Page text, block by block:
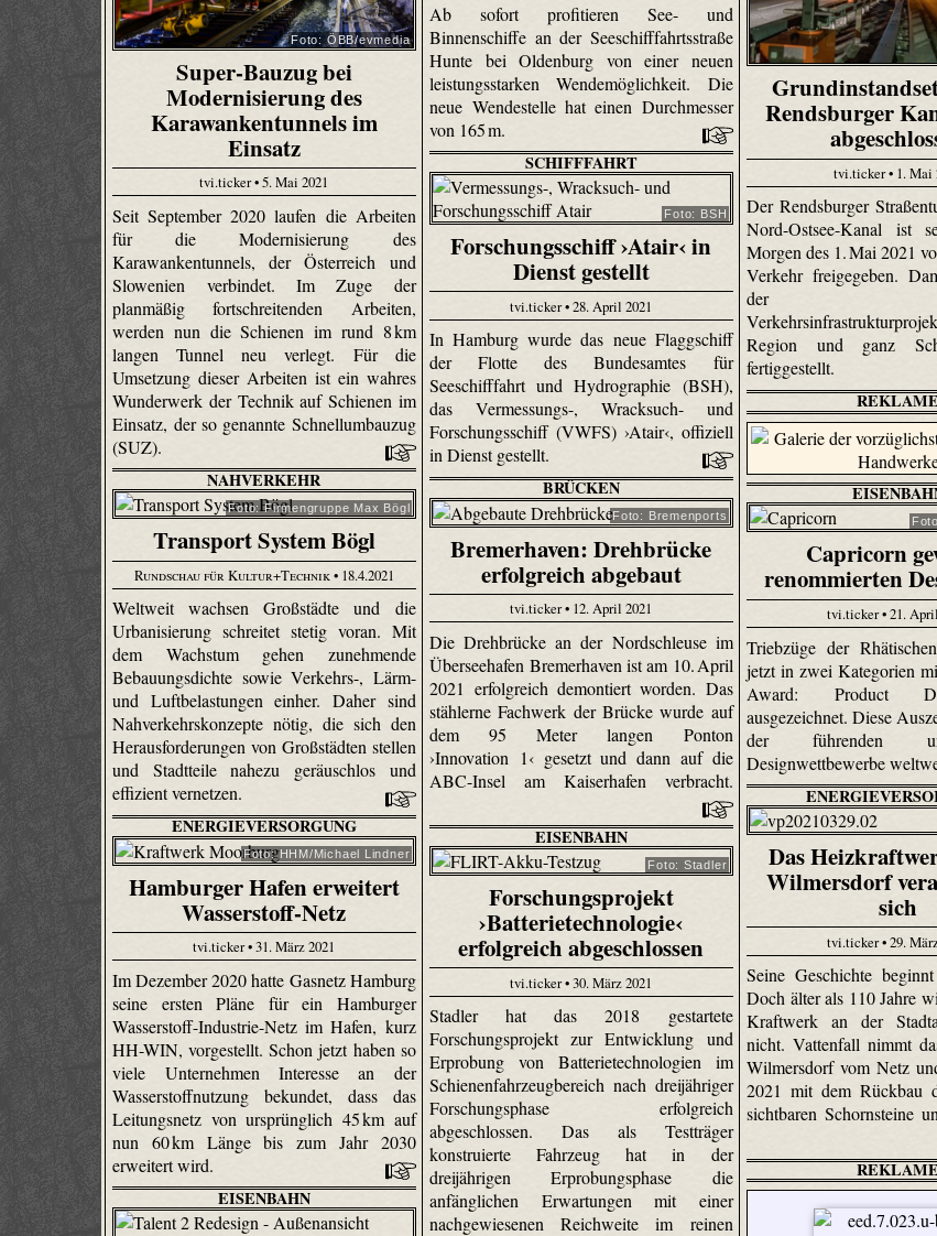
Foto: ÖBB/evmedia
Super-Bauzug bei
Modernisierung des
Karawankentunnels im
Einsatz
tvi.ticker • 5. Mai 2021
Seit September 2020 laufen die Arbeiten
für die Modernisierung des
Karawankentunnels, der Österreich und
Slowenien verbindet. Im Zuge der
planmäßig fortschreitenden Arbeiten,
werden nun die Schienen im rund 8 km
langen Tunnel neu verlegt. Für die
Umsetzung dieser Arbeiten ist ein wahres
Wunderwerk der Technik auf Schienen im
Einsatz, der so genannte Schnellumbauzug
(SUZ).
Ab sofort profitieren See- und
Binnenschiffe an der Seeschifffahrtsstraße
Hunte bei Oldenburg von einer neuen
leistungsstarken Wendemöglichkeit. Die
neue Wendestelle hat einen Durchmesser
von 165 m.
Rendsburger
tvi.ticker • 1. Mai
Der Rendsburger
Nord-Ostsee-Kanal ist
Morgen des 1. Mai 2021
Verkehr freigegeben.
der
Region und ganz
fertiggestellt.
SCHIFFFAHRT
Foto: BSH
Forschungsschiff ›Atair‹ in
Dienst gestellt
tvi.ticker • 28. April 2021
In Hamburg wurde das neue Flaggschiff
der Flotte des Bundesamtes für
Seeschifffahrt und Hydrographie (BSH),
das Vermessungs-, Wracksuch- und
Forschungsschiff (VWFS) ›Atair‹, offiziell
in Dienst gestellt.
Capricorn
renommierten
tvi.ticker • 21.
Triebzüge der
jetzt in zwei Kategorien
Award: Product
ausgezeichnet. Diese
der führenden
Designwettbewerbe
NAHVERKEHR
Foto: Firmengruppe Max Bögl
Transport System Bögl
Rundschau für Kultur+Technik• 18.4.2021
Weltweit wachsen Großstädte und die
Urbanisierung schreitet stetig voran. Mit
dem Wachstum gehen zunehmende
Bebauungsdichte sowie Verkehrs-, Lärm-
und Luftbelastungen einher. Daher sind
Nahverkehrskonzepte nötig, die sich den
Herausforderungen von Großstädten stellen
und Stadtteile nahezu geräuschlos und
effizient vernetzen.
BRÜCKEN
Foto: Bremenports
Bremerhaven: Drehbrücke
erfolgreich abgebaut
tvi.ticker • 12. April 2021
Die Drehbrücke an der Nordschleuse im
Überseehafen Bremerhaven ist am 10. April
2021 erfolgreich demontiert worden. Das
stählerne Fachwerk der Brücke wurde auf
dem 95 Meter langen Ponton
›Innovation 1‹ gesetzt und dann auf die
ABC-Insel am Kaiserhafen verbracht.
Das
Wilmersdorf
sich
tvi.ticker • 29.
Seine Geschichte
Doch älter als 110 Jahre
Kraftwerk an der
nicht. Vattenfall nimmt
Wilmersdorf vom Netz
2021 mit dem Rückbau
sichtbaren Schornsteine
ENERGIEVERSORGUNG
Foto: HHM/Michael Lindner
Hamburger Hafen erweitert
Wasserstoff-Netz
tvi.ticker • 31. März 2021
Im Dezember 2020 hatte Gasnetz Hamburg
seine ersten Pläne für ein Hamburger
Wasserstoff-Industrie-Netz im Hafen, kurz
HH-WIN, vorgestellt. Schon jetzt haben so
viele Unternehmen Interesse an der
Wasserstoffnutzung bekundet, dass das
Leitungsnetz von ursprünglich 45 km auf
nun 60 km Länge bis zum Jahr 2030
erweitert wird.
EISENBAHN
Foto: Stadler
Forschungsprojekt
›Batterietechnologie‹
erfolgreich abgeschlossen
tvi.ticker • 30. März 2021
Stadler hat das 2018 gestartete
Forschungsprojekt zur Entwicklung und
Erprobung von Batterietechnologien im
Schienenfahrzeugbereich nach dreijähriger
Forschungsphase erfolgreich
abgeschlossen. Das als Testträger
konstruierte Fahrzeug hat in der
dreijährigen Erprobungsphase die
anfänglichen Erwartungen mit einer
nachgewiesenen Reichweite im reinen
EISENBAHN